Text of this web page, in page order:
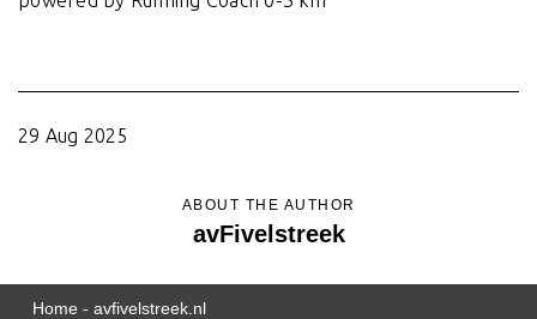
29 Aug 2025
ABOUT THE AUTHOR
avFivelstreek
Home - avfivelstreek.nl